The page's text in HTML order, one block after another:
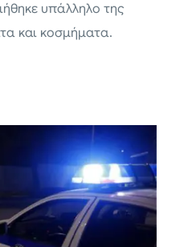
υπάλληλο της
και κοσμήματα.